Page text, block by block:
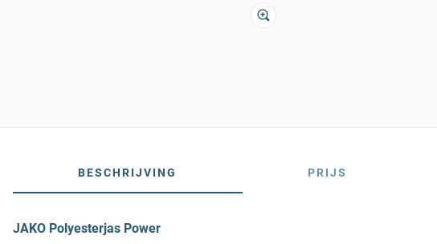
BESCHRIJVING PRIJS
JAKO Polyesterjas Power